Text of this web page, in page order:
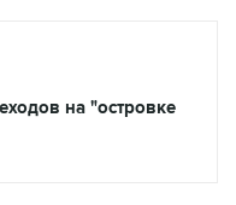
на "островке